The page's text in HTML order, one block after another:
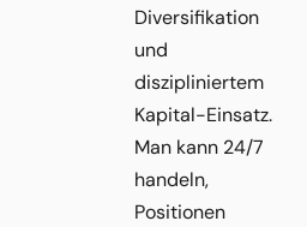
Diversifikation
und
diszipliniertem
Kapital-Einsatz.
Man kann 24/7
handeln,
Positionen